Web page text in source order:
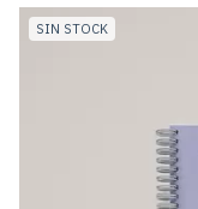
SIN STOCK